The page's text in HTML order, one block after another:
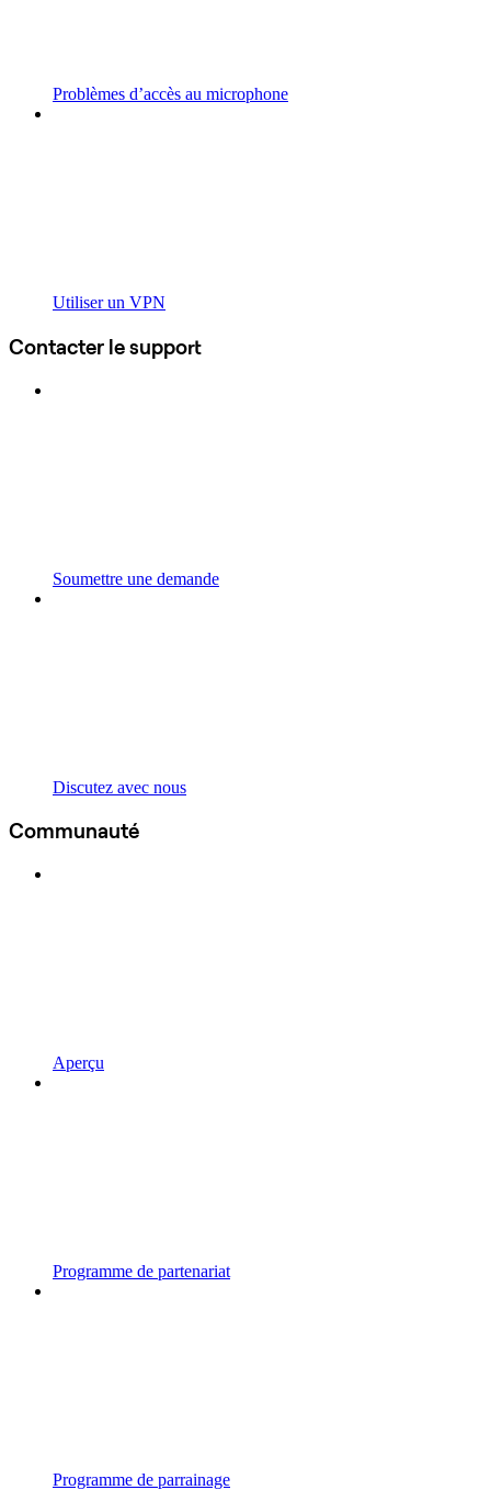
Problèmes d’accès au microphone
Utiliser un VPN
Contacter le support
Soumettre une demande
Discutez avec nous
Communauté
Aperçu
Programme de partenariat
Programme de parrainage